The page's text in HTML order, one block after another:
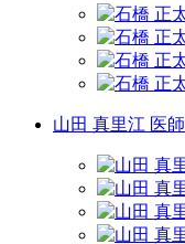
山田 真里江 医師